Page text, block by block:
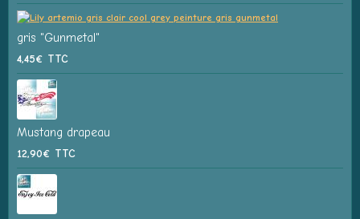
gris "Gunmetal"
4,45€ TTC
Mustang drapeau
12,90€ TTC